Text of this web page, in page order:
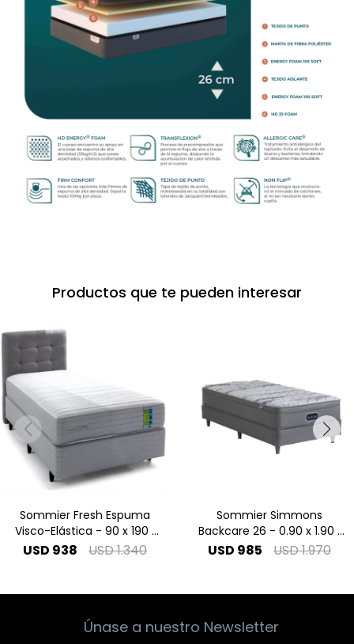
Productos que te pueden interesar
Sommier Fresh Espuma
Visco-Elástica - 90 x 190 1
Plaza
USD 938 USD1.340
Sommier Simmons
Backcare 26 - 0.90 x 1.90 1
Plaza
USD 985 USD1.970
Únase a nuestro Newsletter